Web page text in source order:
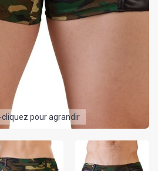
cliquez pour agrandir